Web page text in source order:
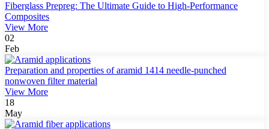
Fiberglass Prepreg: The Ultimate Guide to High-Performance
Composites
View More
02
Feb
Preparation and properties of aramid 1414 needle-punched
nonwoven filter material
View More
18
May